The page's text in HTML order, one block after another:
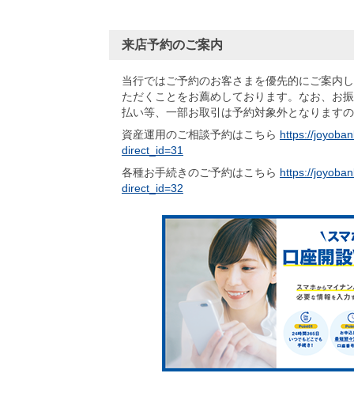
来店予約のご案内
当行ではご予約のお客さまを優先的にご案内
ただくことをお薦めしております。なお、お
払い等、一部お取引は予約対象外となります
資産運用のご相談予約はこちら https://
direct_id=31
各種お手続きのご予約はこちら https://
direct_id=32